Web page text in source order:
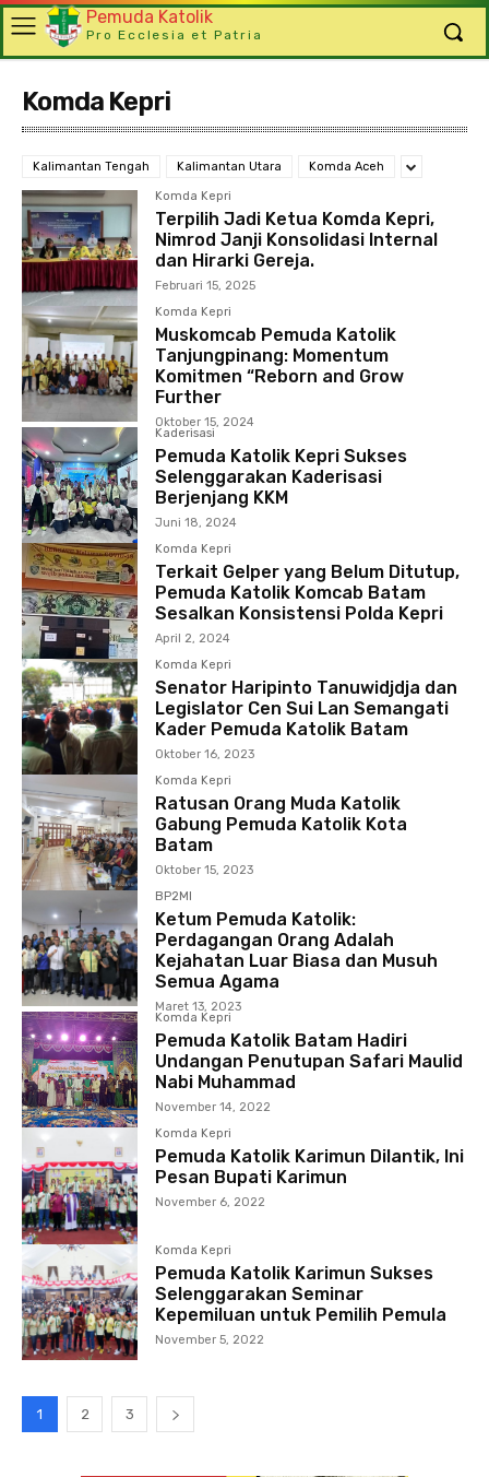
Pemuda Katolik
Pro Ecclesia et Patria
Komda Kepri
Kalimantan Tengah Kalimantan Utara Komda Aceh
Komda Kepri
Terpilih Jadi Ketua Komda Kepri,
Nimrod Janji Konsolidasi Internal
dan Hirarki Gereja.
Februari 15, 2025
Komda Kepri
Muskomcab Pemuda Katolik
Tanjungpinang: Momentum
Komitmen “Reborn and Grow
Further
Oktober 15, 2024
Kaderisasi
Pemuda Katolik Kepri Sukses
Selenggarakan Kaderisasi
Berjenjang KKM
Juni 18, 2024
Komda Kepri
Terkait Gelper yang Belum Ditutup,
Pemuda Katolik Komcab Batam
Sesalkan Konsistensi Polda Kepri
April 2, 2024
Komda Kepri
Senator Haripinto Tanuwidjdja dan
Legislator Cen Sui Lan Semangati
Kader Pemuda Katolik Batam
Oktober 16, 2023
Komda Kepri
Ratusan Orang Muda Katolik
Gabung Pemuda Katolik Kota
Batam
Oktober 15, 2023
BP2MI
Ketum Pemuda Katolik:
Perdagangan Orang Adalah
Kejahatan Luar Biasa dan Musuh
Semua Agama
Maret 13, 2023
Komda Kepri
Pemuda Katolik Batam Hadiri
Undangan Penutupan Safari Maulid
Nabi Muhammad
November 14, 2022
Komda Kepri
Pemuda Katolik Karimun Dilantik, Ini
Pesan Bupati Karimun
November 6, 2022
Komda Kepri
Pemuda Katolik Karimun Sukses
Selenggarakan Seminar
Kepemiluan untuk Pemilih Pemula
November 5, 2022
1 2 3